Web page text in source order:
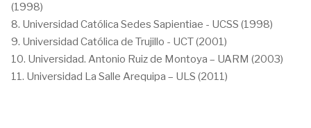
(1998)
8. Universidad Católica Sedes Sapientiae - UCSS (1998)
9. Universidad Católica de Trujillo - UCT (2001)
10. Universidad. Antonio Ruiz de Montoya – UARM (2003)
11. Universidad La Salle Arequipa – ULS (2011)